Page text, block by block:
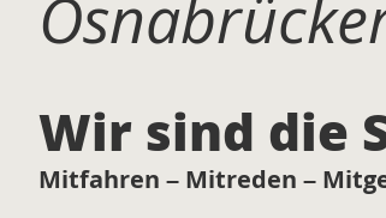
Wir sind die
Mitfahren – Mitreden –